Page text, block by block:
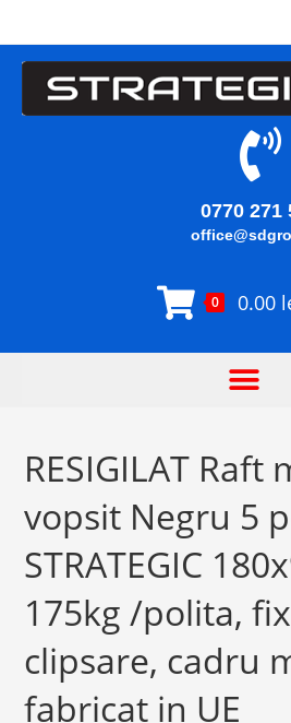
0770 271
0 0.00
RESIGILAT Raft
vopsit Negru 5
STRATEGIC
175kg /polita,
clipsare, cadru
fabricat in UE